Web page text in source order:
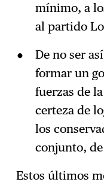
mínimo, a
al partido
De no ser
formar un
fuerzas de
certeza de
los
conjunto,
Estos últimos